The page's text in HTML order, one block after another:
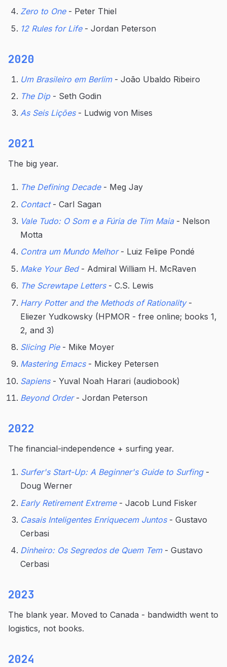
Zero to One- Peter Thiel
12 Rules for Life- Jordan Peterson
2020
Um Brasileiro em Berlim- João Ubaldo Ribeiro
The Dip- Seth Godin
As Seis Lições- Ludwig von Mises
2021
The big year.
The Defining Decade- Meg Jay
Contact- Carl Sagan
Vale Tudo: O Som e a Fúria de Tim Maia- Nelson
Motta
Contra um Mundo Melhor- Luiz Felipe Pondé
Make Your Bed- Admiral William H. McRaven
The Screwtape Letters- C.S. Lewis
Harry Potter and the Methods of Rationality-
Eliezer Yudkowsky (HPMOR - free online; books 1,
2, and 3)
Slicing Pie- Mike Moyer
Mastering Emacs- Mickey Petersen
Sapiens- Yuval Noah Harari (audiobook)
Beyond Order- Jordan Peterson
2022
The financial-independence + surfing year.
Surfer's Start-Up: A Beginner's Guide to Surfing-
Doug Werner
Early Retirement Extreme- Jacob Lund Fisker
Casais Inteligentes Enriquecem Juntos- Gustavo
Cerbasi
Dinheiro: Os Segredos de Quem Tem- Gustavo
Cerbasi
2023
The blank year. Moved to Canada - bandwidth went to
logistics, not books.
2024